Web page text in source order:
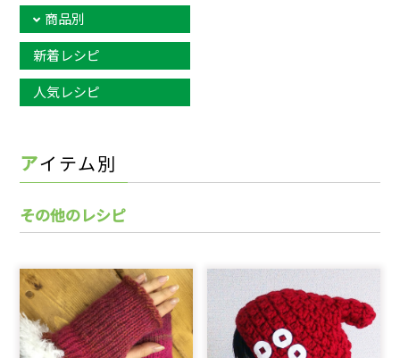
商品別
新着レシピ
人気レシピ
アイテム別
その他のレシピ